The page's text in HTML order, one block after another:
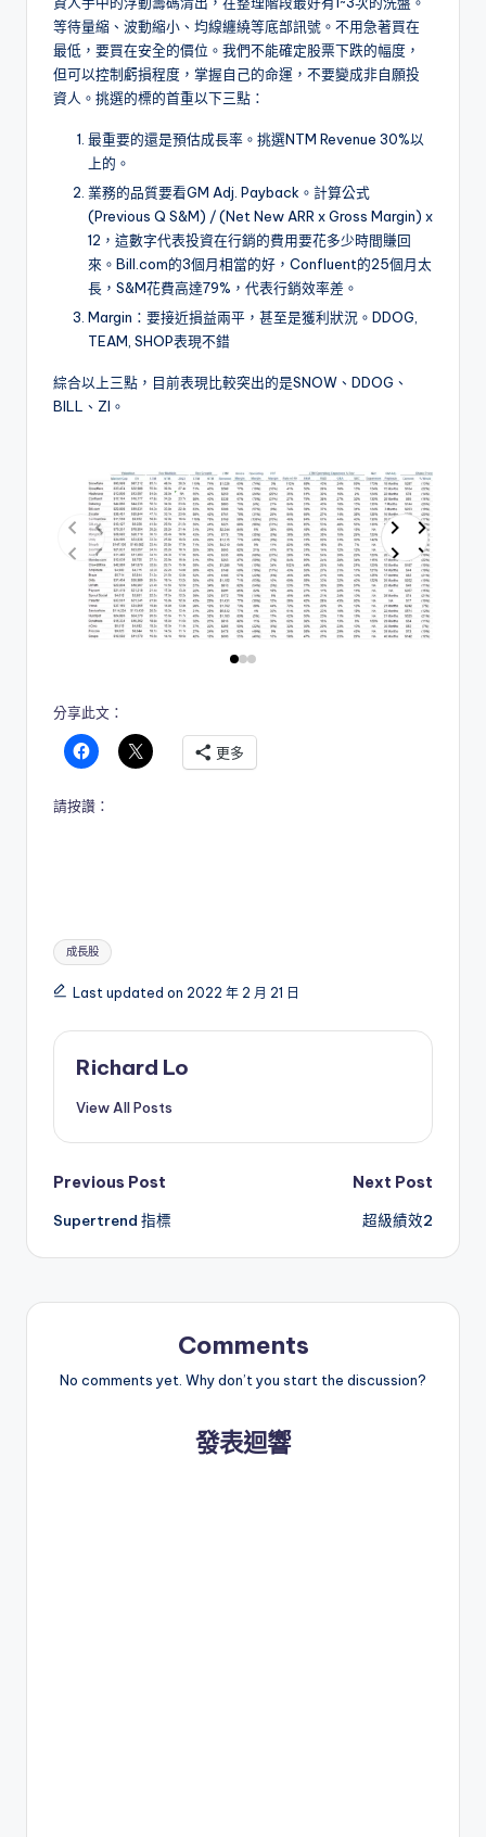
等待量縮、波動縮小、均線纏繞等底部訊號。不用急著買在
最低，要買在安全的價位。我們不能確定股票下跌的幅度，
但可以控制虧損程度，掌握自己的命運，不要變成非自願投
資人。挑選的標的首重以下三點：
最重要的還是預估成長率。挑選NTM Revenue 30%以
上的。
業務的品質要看GM Adj. Payback。計算公式
(Previous Q S&M) / (Net New ARR x Gross Margin) x
12，這數字代表投資在行銷的費用要花多少時間賺回
來。Bill.com的3個月相當的好，Confluent的25個月太
長，S&M花費高達79%，代表行銷效率差。
Margin：要接近損益兩平，甚至是獲利狀況。DDOG,
TEAM, SHOP表現不錯
綜合以上三點，目前表現比較突出的是SNOW、DDOG、
BILL、ZI。
分享此文：
更多
請按讚：
Tags:
成長股
Last updated on 2022 年 2 月 21 日
Richard Lo
View All Posts
Post
navigation
Previous Post
Supertrend 指標
Next Post
超級績效2
Comments
No comments yet. Why don’t you start the discussion?
發表迴響